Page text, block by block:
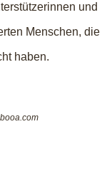
und
Menschen, die
haben.